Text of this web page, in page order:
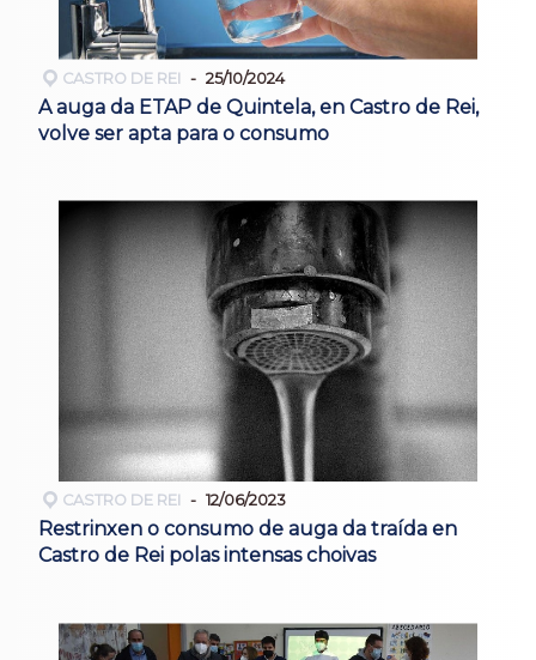
CASTRO DE REI 25/10/2024
A auga da ETAP de Quintela, en Castro de Rei,
volve ser apta para o consumo
CASTRO DE REI 12/06/2023
Restrinxen o consumo de auga da traída en
Castro de Rei polas intensas choivas